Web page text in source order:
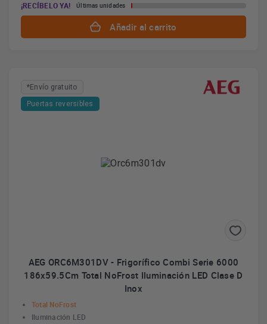
¡RECÍBELO YA!
Últimas unidades
Añadir al carrito
*Envío gratuito
Puertas reversibles
AEG ORC6M301DV - Frigorífico Combi Serie 6000
186x59.5Cm Total NoFrost Iluminación LED Clase D
Inox
Total NoFrost
Iluminación LED